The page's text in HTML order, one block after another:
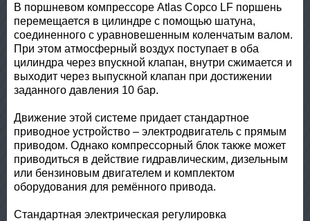
В поршневом компрессоре Atlas Copco LF поршень
перемещается в цилиндре с помощью шатуна,
соединенного с уравновешенным коленчатым валом.
При этом атмосферный воздух поступает в оба
цилиндра через впускной клапан, внутри сжимается и
выходит через выпускной клапан при достижении
заданного давления 10 бар.
Движение этой системе придает стандартное
приводное устройство – электродвигатель с прямым
приводом. Однако компрессорный блок также может
приводиться в действие гидравлическим, дизельным
или бензиновым двигателем и комплектом
оборудования для ремённого привода.
Стандартная электрическая регулировка